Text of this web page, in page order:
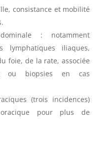
consistance et mobilité
: notamment
lymphatiques iliaques,
foie, de la rate, associée
ou biopsies en cas
(trois incidences)
pour plus de